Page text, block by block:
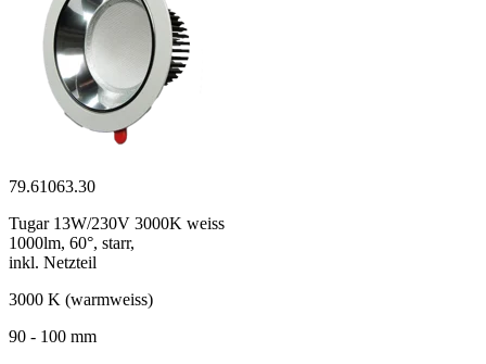
79.61063.30
Tugar 13W/230V 3000K weiss
1000lm, 60°, starr,
inkl. Netzteil
3000 K (warmweiss)
90 - 100 mm